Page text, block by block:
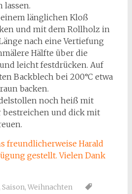
lassen.
länglichen Kloß
und mit dem Rollholz in
nach eine Vertiefung
Hälfte über die
leicht festdrücken. Auf
Backblech bei 200°C etwa
backen.
noch heiß mit
bestreichen und dick mit
freundlicherweise Harald
gestellt. Vielen Dank
Saison, Weihnachten